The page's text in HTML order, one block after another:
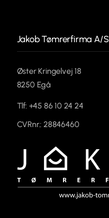
Jakob Tømrerfirma A/S
Øster Kringelvej 18
8250 Egå
Tlf: +45 86 10 24 24
CVRnr.: 28846460